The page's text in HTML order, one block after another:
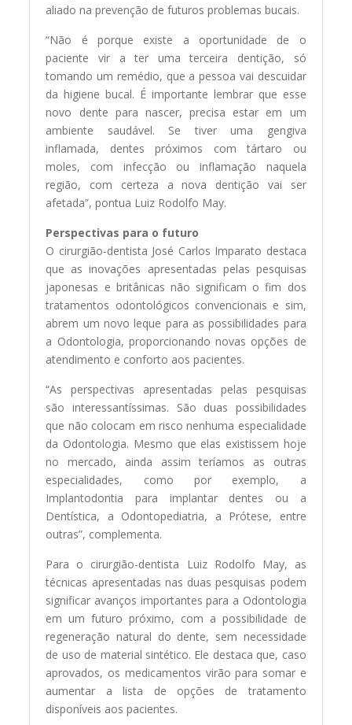
aliado na prevenção de futuros problemas bucais.
“Não é porque existe a oportunidade de o
paciente vir a ter uma terceira dentição, só
tomando um remédio, que a pessoa vai descuidar
da higiene bucal. É importante lembrar que esse
novo dente para nascer, precisa estar em um
ambiente saudável. Se tiver uma gengiva
inflamada, dentes próximos com tártaro ou
moles, com infecção ou inflamação naquela
região, com certeza a nova dentição vai ser
afetada”, pontua Luiz Rodolfo May.
Perspectivas para o futuro
O cirurgião-dentista José Carlos Imparato destaca
que as inovações apresentadas pelas pesquisas
japonesas e britânicas não significam o fim dos
tratamentos odontológicos convencionais e sim,
abrem um novo leque para as possibilidades para
a Odontologia, proporcionando novas opções de
atendimento e conforto aos pacientes.
“As perspectivas apresentadas pelas pesquisas
são interessantíssimas. São duas possibilidades
que não colocam em risco nenhuma especialidade
da Odontologia. Mesmo que elas existissem hoje
no mercado, ainda assim teríamos as outras
especialidades, como por exemplo, a
Implantodontia para implantar dentes ou a
Dentística, a Odontopediatria, a Prótese, entre
outras”, complementa.
Para o cirurgião-dentista Luiz Rodolfo May, as
técnicas apresentadas nas duas pesquisas podem
significar avanços importantes para a Odontologia
em um futuro próximo, com a possibilidade de
regeneração natural do dente, sem necessidade
de uso de material sintético. Ele destaca que, caso
aprovados, os medicamentos virão para somar e
aumentar a lista de opções de tratamento
disponíveis aos pacientes.